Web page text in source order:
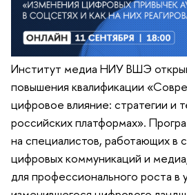
Институт медиа НИУ ВШЭ
повышения квалификации
цифровое влияние: стратегии и
российских платформах».
на специалистов, работающих в
цифровых коммуникаций и
для профессионального роста в